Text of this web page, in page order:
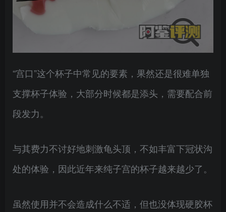
“宫口”这个杯子中常见的要素，果然还是很难单独
支撑杯子体验，大部分时候都是添头，需要配合前
段发力。
与其费力不讨好地刺激龟头顶，不如丰富下冠状沟
处的体验，因此近年来纯子宫的杯子越来越少了。
虽然使用并不会造成什么不适，但也没体现硬胶杯